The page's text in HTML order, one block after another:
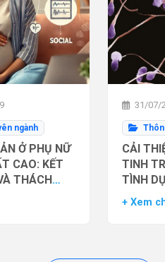
ngành
Ở PHỤ NỮ
CAO: KẾT
THÁCH
31/07/
CẢI
TINH
TÌNH
PHÌ
+ Xem